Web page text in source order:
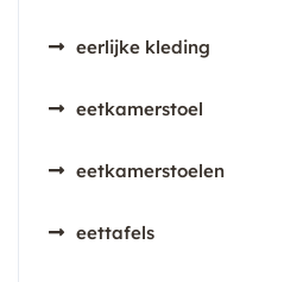
eerlijke kleding
eetkamerstoel
eetkamerstoelen
eettafels